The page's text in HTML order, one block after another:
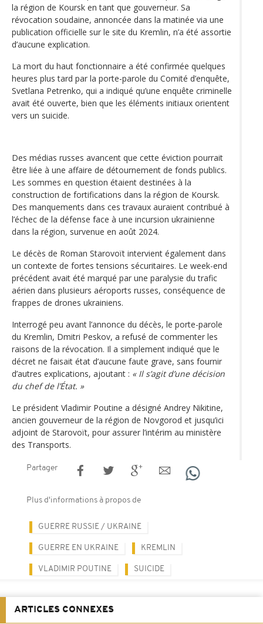
la région de Koursk en tant que gouverneur. Sa
révocation soudaine, annoncée dans la matinée via une
publication officielle sur le site du Kremlin, n’a été assortie
d’aucune explication.
La mort du haut fonctionnaire a été confirmée quelques
heures plus tard par la porte-parole du Comité d’enquête,
Svetlana Petrenko, qui a indiqué qu’une enquête criminelle
avait été ouverte, bien que les éléments initiaux orientent
vers un suicide.
Des médias russes avancent que cette éviction pourrait
être liée à une affaire de détournement de fonds publics.
Les sommes en question étaient destinées à la
construction de fortifications dans la région de Koursk.
Des manquements dans ces travaux auraient contribué à
l’échec de la défense face à une incursion ukrainienne
dans la région, survenue en août 2024.
Le décès de Roman Starovoït intervient également dans
un contexte de fortes tensions sécuritaires. Le week-end
précédent avait été marqué par une paralysie du trafic
aérien dans plusieurs aéroports russes, conséquence de
frappes de drones ukrainiens.
Interrogé peu avant l’annonce du décès, le porte-parole
du Kremlin, Dmitri Peskov, a refusé de commenter les
raisons de la révocation. Il a simplement indiqué que le
décret ne faisait état d’aucune faute grave, sans fournir
d’autres explications, ajoutant : « Il s’agit d’une décision
du chef de l’État. »
Le président Vladimir Poutine a désigné Andrey Nikitine,
ancien gouverneur de la région de Novgorod et jusqu’ici
adjoint de Starovoït, pour assurer l’intérim au ministère
des Transports.
Partager
Plus d'informations à propos de
GUERRE RUSSIE / UKRAINE
GUERRE EN UKRAINE KREMLIN
VLADIMIR POUTINE SUICIDE
ARTICLES CONNEXES